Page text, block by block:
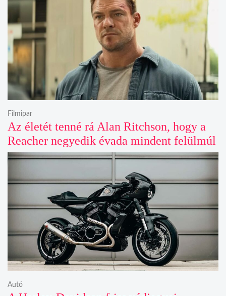
Az életét tenné rá Alan Ritchson, hogy a
Reacher negyedik évada mindent felülmúl
Filmipar
Autó